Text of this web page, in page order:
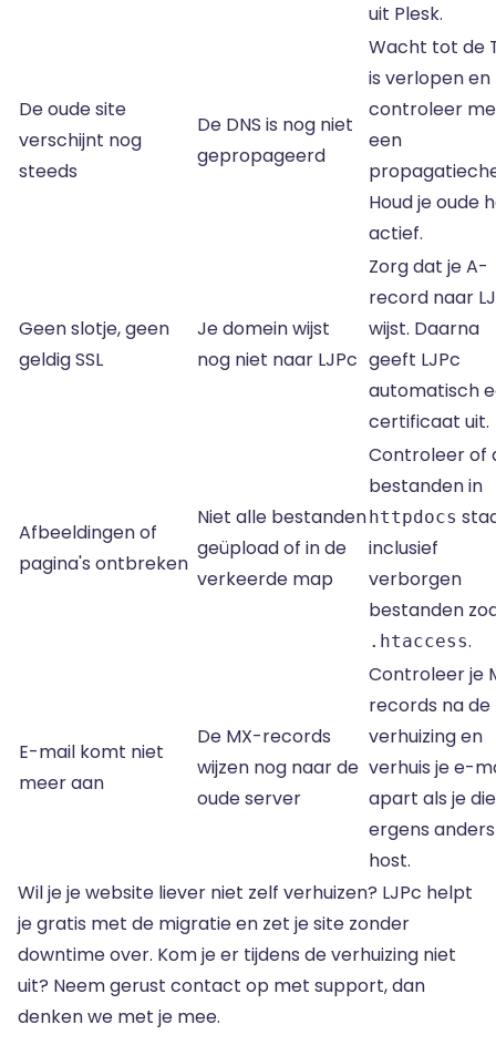
uit Plesk.
De oude site
verschijnt nog
steeds
De DNS is nog niet
gepropageerd
Wacht tot de
is verlopen en
controleer
een
Houd je oude
actief.
Geen slotje, geen
geldig SSL
Je domein wijst
nog niet naar LJPc
Zorg dat je A-
record naar
wijst. Daarna
geeft LJPc
automatisch
certificaat uit.
Afbeeldingen of
pagina's ontbreken
Niet alle bestanden
geüpload of in de
verkeerde map
Controleer of
bestanden in
httpdocs
inclusief
verborgen
bestanden
.htaccess.
E-mail komt niet
meer aan
De MX-records
wijzen nog naar de
oude server
Controleer je
records na de
verhuizing en
verhuis je e-
apart als je die
ergens anders
host.
Wil je je website liever niet zelf verhuizen? LJPc helpt
je gratis met de migratie en zet je site zonder
downtime over. Kom je er tijdens de verhuizing niet
uit? Neem gerust contact op met support, dan
denken we met je mee.